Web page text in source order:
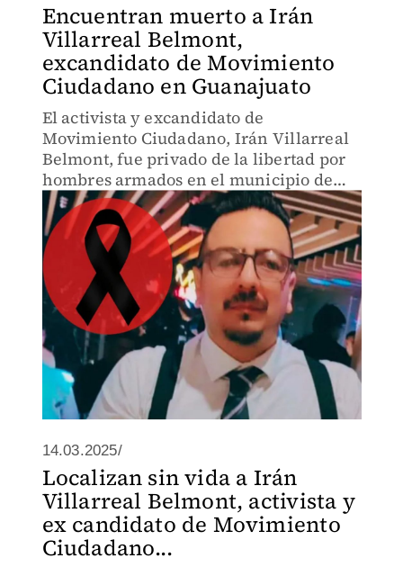
Encuentran muerto a Irán
Villarreal Belmont,
excandidato de Movimiento
Ciudadano en Guanajuato
El activista y excandidato de
Movimiento Ciudadano, Irán Villarreal
Belmont, fue privado de la libertad por
hombres armados en el municipio de
San Luis de la Paz, Guanajuato, siendo
localizado su cuerpo sin signos vitales
este viernes 14 de marzo.
14.03.2025/
Localizan sin vida a Irán
Villarreal Belmont, activista y
ex candidato de Movimiento
Ciudadano...